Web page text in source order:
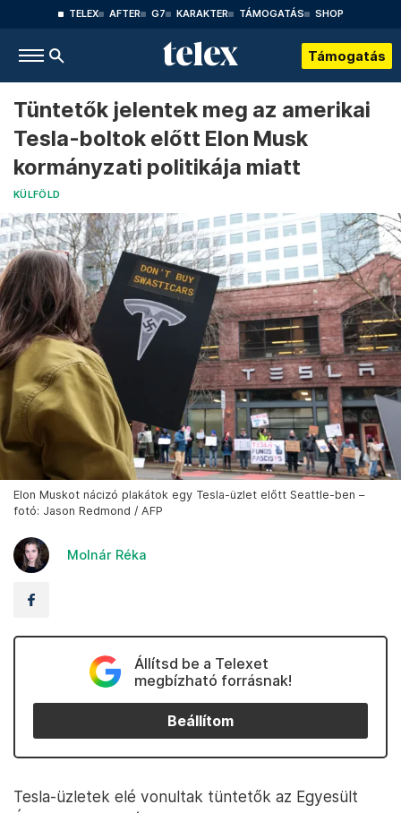
TELEX AFTER G7 KARAKTER TÁMOGATÁS SHOP
Támogatás
Tüntetők jelentek meg az amerikai
Tesla-boltok előtt Elon Musk
kormányzati politikája miatt
KÜLFÖLD
Elon Muskot nácizó plakátok egy Tesla-üzlet előtt Seattle-ben –
fotó: Jason Redmond / AFP
Molnár Réka
Állítsd be a Telexet
megbízható forrásnak!
Beállítom
Tesla-üzletek elé vonultak tüntetők az Egyesült